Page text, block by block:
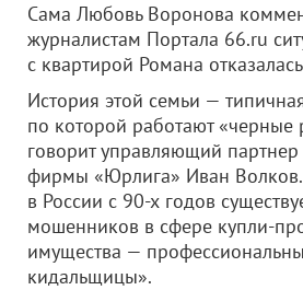
Сама Любовь Воронова
журналистам Портала 66.ru
с квартирой Романа
История этой семьи —
по которой работают «черные
говорит управляющий
фирмы «Юрлига» Иван
в России с 90-х годов
мошенников в сфере купли-
имущества —
кидальщицы».